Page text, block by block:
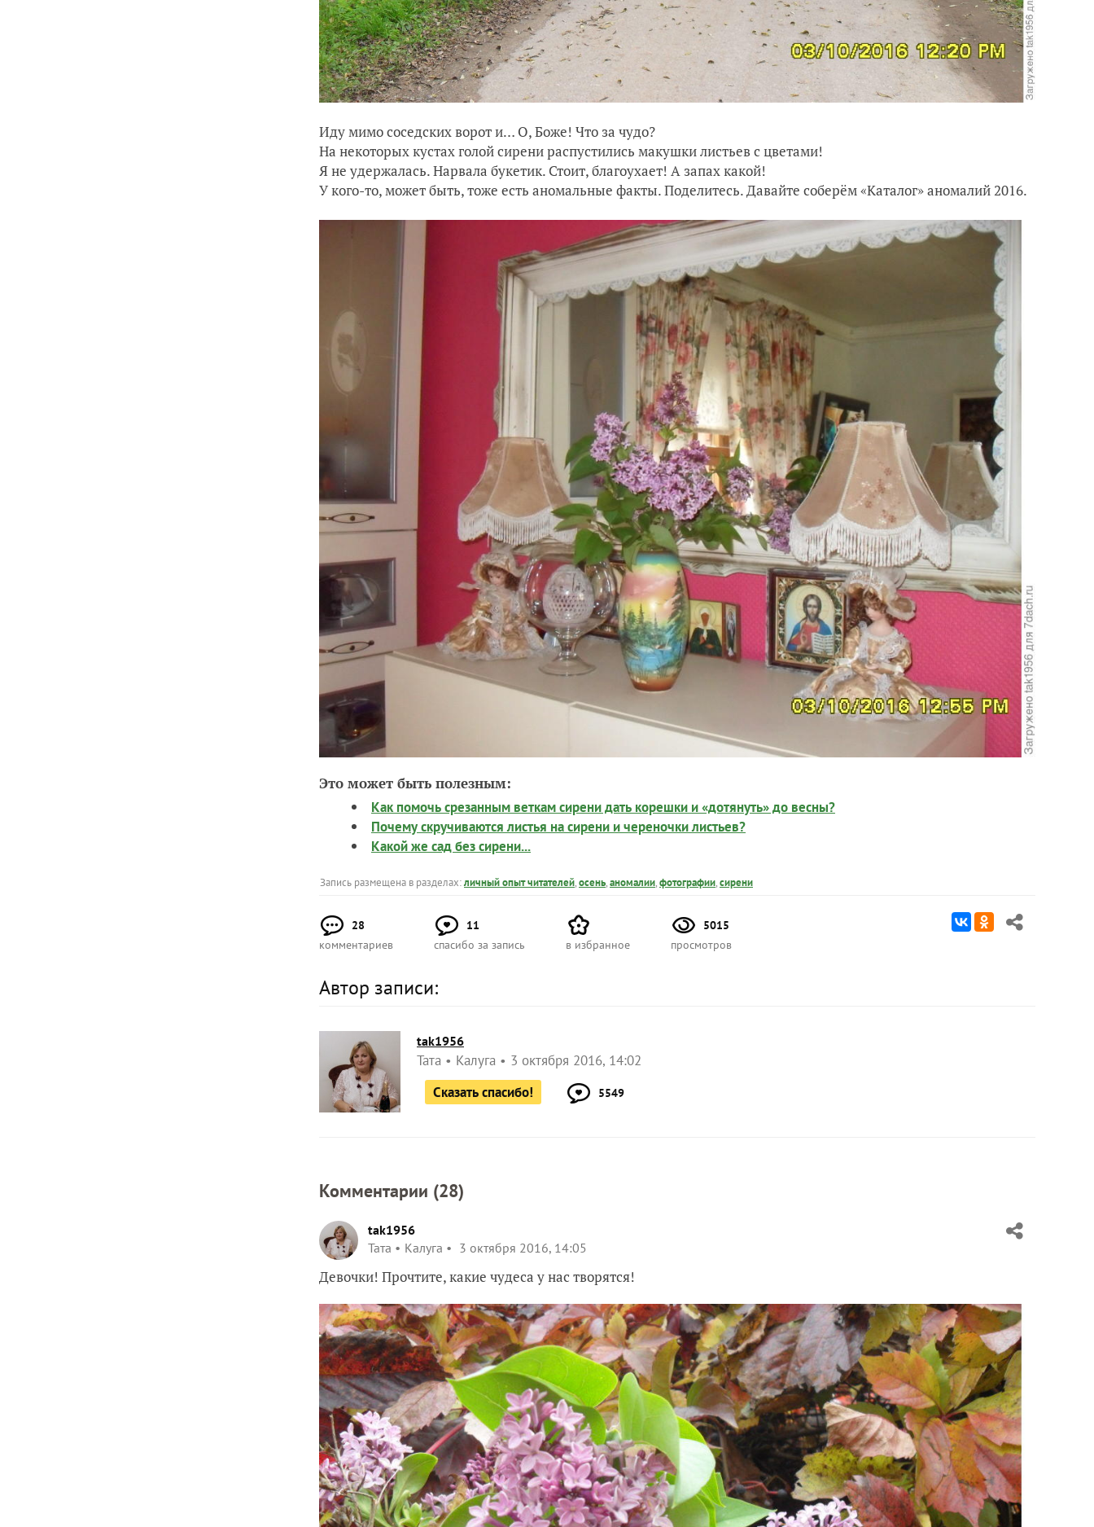
Иду мимо соседских ворот и… О, Боже! Что за чудо?
На некоторых кустах голой сирени распустились макушки листьев с цветами!
Я не удержалась. Нарвала букетик. Стоит, благоухает! А запах какой!
У кого-то, может быть, тоже есть аномальные факты. Поделитесь. Давайте соберём «Каталог» аномалий 2016.
Это может быть полезным:
Как помочь срезанным веткам сирени дать корешки и «дотянуть» до весны?
Почему скручиваются листья на сирени и череночки листьев?
Какой же сад без сирени...
Запись размещена в разделах:личный опыт читателей,осень,аномалии,фотографии,сирени
28
комментариев
11
спасибо за запись
в избранное
5015
просмотров
Автор записи:
tak1956
Taта Калуга
3 октября 2016, 14:02
Сказать спасибо!
5549
Комментарии (28)
tak1956
Taта
Калуга 3 октября 2016, 14:05
Девочки! Прочтите, какие чудеса у нас творятся!